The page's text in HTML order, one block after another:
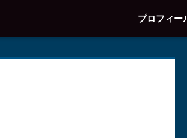
プロフィー